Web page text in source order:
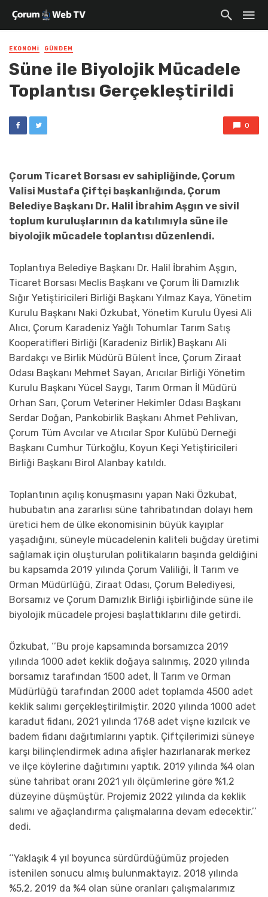
EKONOMI GÜNDEM
Süne ile Biyolojik Mücadele
Toplantısı Gerçekleştirildi
0
Çorum Ticaret Borsası ev sahipliğinde, Çorum
Valisi Mustafa Çiftçi başkanlığında, Çorum
Belediye Başkanı Dr. Halil İbrahim Aşgın ve sivil
toplum kuruluşlarının da katılımıyla süne ile
biyolojik mücadele toplantısı düzenlendi.
Toplantıya Belediye Başkanı Dr. Halil İbrahim Aşgın,
Ticaret Borsası Meclis Başkanı ve Çorum İli Damızlık
Sığır Yetiştiricileri Birliği Başkanı Yılmaz Kaya, Yönetim
Kurulu Başkanı Naki Özkubat, Yönetim Kurulu Üyesi Ali
Alıcı, Çorum Karadeniz Yağlı Tohumlar Tarım Satış
Kooperatifleri Birliği (Karadeniz Birlik) Başkanı Ali
Bardakçı ve Birlik Müdürü Bülent İnce, Çorum Ziraat
Odası Başkanı Mehmet Sayan, Arıcılar Birliği Yönetim
Kurulu Başkanı Yücel Saygı, Tarım Orman İl Müdürü
Orhan Sarı, Çorum Veteriner Hekimler Odası Başkanı
Serdar Doğan, Pankobirlik Başkanı Ahmet Pehlivan,
Çorum Tüm Avcılar ve Atıcılar Spor Kulübü Derneği
Başkanı Cumhur Türkoğlu, Koyun Keçi Yetiştiricileri
Birliği Başkanı Birol Alanbay katıldı.
Toplantının açılış konuşmasını yapan Naki Özkubat,
hububatın ana zararlısı süne tahribatından dolayı hem
üretici hem de ülke ekonomisinin büyük kayıplar
yaşadığını, süneyle mücadelenin kaliteli buğday üretimi
sağlamak için oluşturulan politikaların başında geldiğini
bu kapsamda 2019 yılında Çorum Valiliği, İl Tarım ve
Orman Müdürlüğü, Ziraat Odası, Çorum Belediyesi,
Borsamız ve Çorum Damızlık Birliği işbirliğinde süne ile
biyolojik mücadele projesi başlattıklarını dile getirdi.
Özkubat, ‘’Bu proje kapsamında borsamızca 2019
yılında 1000 adet keklik doğaya salınmış, 2020 yılında
borsamız tarafından 1500 adet, İl Tarım ve Orman
Müdürlüğü tarafından 2000 adet toplamda 4500 adet
keklik salımı gerçekleştirilmiştir. 2020 yılında 1000 adet
karadut fidanı, 2021 yılında 1768 adet vişne kızılcık ve
badem fidanı dağıtımlarını yaptık. Çiftçilerimizi süneye
karşı bilinçlendirmek adına afişler hazırlanarak merkez
ve ilçe köylerine dağıtımını yaptık. 2019 yılında %4 olan
süne tahribat oranı 2021 yılı ölçümlerine göre %1,2
düzeyine düşmüştür. Projemiz 2022 yılında da keklik
salımı ve ağaçlandırma çalışmalarına devam edecektir.’’
dedi.
‘’Yaklaşık 4 yıl boyunca sürdürdüğümüz projeden
istenilen sonucu almış bulunmaktayız. 2018 yılında
%5,2, 2019 da %4 olan süne oranları çalışmalarımız